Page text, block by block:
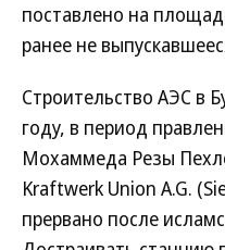
поставлено на
ранее не
Строительство АЭС в
году, в период
Мохаммеда Резы
Kraftwerk Union A.G.
прервано после